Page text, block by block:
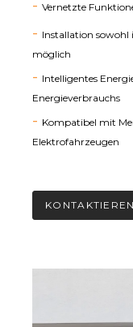
Vernetzte
Installation sowohl
möglich
Intelligentes
Energieverbrauchs
Kompatibel mit
Elektrofahrzeugen